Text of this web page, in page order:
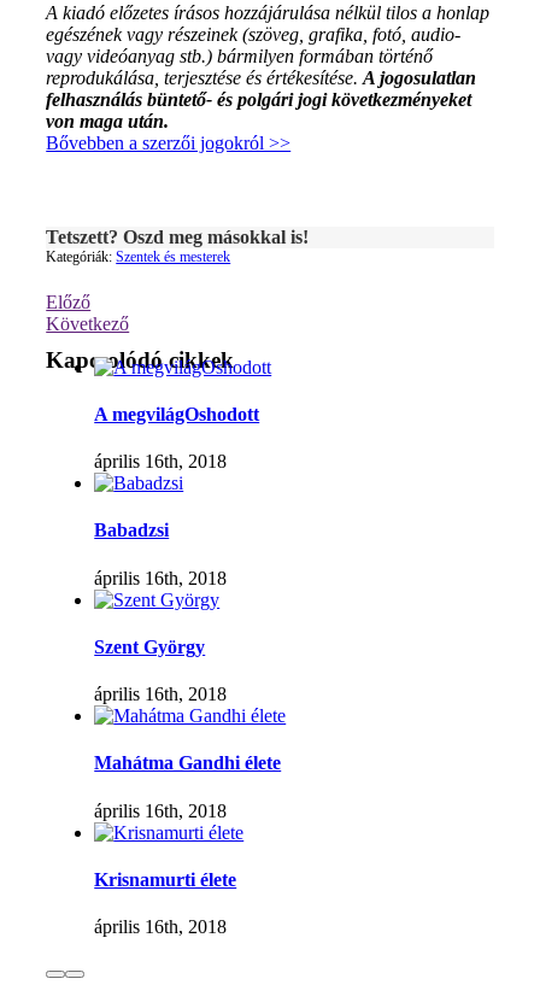
A kiadó előzetes írásos hozzájárulása nélkül tilos a honlap
egészének vagy részeinek (szöveg, grafika, fotó, audio-
vagy videóanyag stb.) bármilyen formában történő
reprodukálása, terjesztése és értékesítése.A jogosulatlan
felhasználás büntető- és polgári jogi következményeket
von maga után.
Bővebben a szerzői jogokról >>
Tetszett? Oszd meg másokkal is!
Kategóriák:Szentek és mesterek
Előző
Következő
Kapcsolódó cikkek
A megvilágOshodott
április 16th, 2018
Babadzsi
április 16th, 2018
Szent György
április 16th, 2018
Mahátma Gandhi élete
április 16th, 2018
Krisnamurti élete
április 16th, 2018